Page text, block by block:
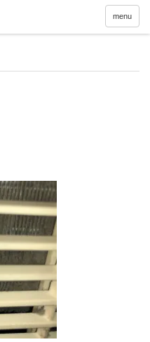
menu